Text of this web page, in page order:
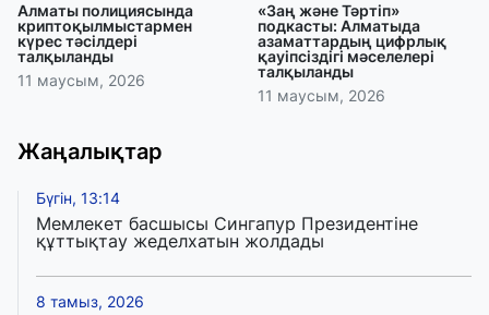
Алматы полициясында
криптоқылмыстармен
күрес тәсілдері
талқыланды
11 маусым, 2026
«Заң және Тәртіп»
подкасты: Алматыда
азаматтардың цифрлық
қауіпсіздігі мәселелері
талқыланды
11 маусым, 2026
Жаңалықтар
Бүгін, 13:14
Мемлекет басшысы Сингапур Президентіне
құттықтау жеделхатын жолдады
8 тамыз, 2026